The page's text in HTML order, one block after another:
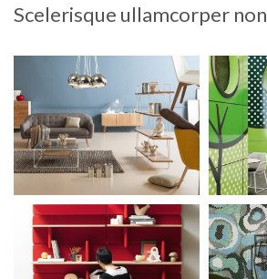
Scelerisque ullamcorper non